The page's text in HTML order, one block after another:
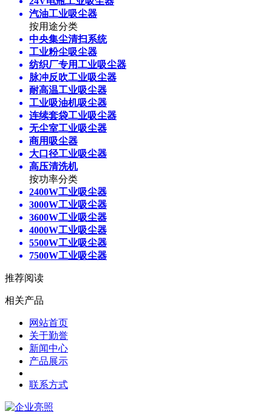
汽油工业吸尘器
按用途分类
中央集尘清扫系统
工业粉尘吸尘器
纺织厂专用工业吸尘器
脉冲反吹工业吸尘器
耐高温工业吸尘器
工业吸油机吸尘器
连续套袋工业吸尘器
无尘室工业吸尘器
商用吸尘器
大口径工业吸尘器
高压清洗机
按功率分类
2400W工业吸尘器
3000W工业吸尘器
3600W工业吸尘器
4000W工业吸尘器
5500W工业吸尘器
7500W工业吸尘器
推荐阅读
相关产品
网站首页
关于勤誉
新闻中心
产品展示
联系方式